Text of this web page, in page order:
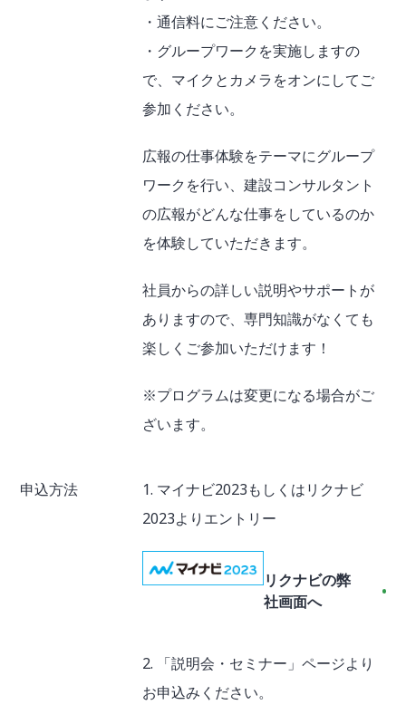
・通信料にご注意ください。
・グループワークを実施しますの
で、マイクとカメラをオンにしてご
参加ください。
広報の仕事体験をテーマにグループ
ワークを行い、建設コンサルタント
の広報がどんな仕事をしているのか
を体験していただきます。
社員からの詳しい説明やサポートが
ありますので、専門知識がなくても
楽しくご参加いただけます！
※プログラムは変更になる場合がご
ざいます。
申込方法
1. マイナビ2023もしくはリクナビ
2023よりエントリー
リクナビの弊
社画面へ
2. 「説明会・セミナー」ページより
お申込みください。